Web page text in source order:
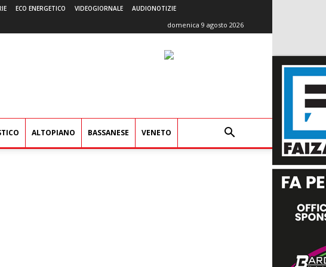
ECO ENERGETICO VIDEOGIORNALE AUDIONOTIZIE
domenica 9 agosto 2026
ALTOPIANO BASSANESE VENETO